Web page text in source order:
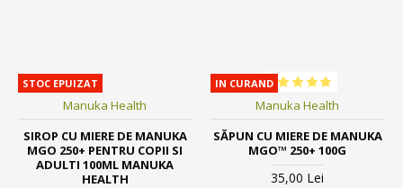
STOC EPUIZAT
Manuka Health
SIROP CU MIERE DE MANUKA
MGO 250+ PENTRU COPII SI
ADULTI 100ML MANUKA
HEALTH
IN CURAND
Manuka Health
SĂPUN CU MIERE DE MANUKA
MGO™ 250+ 100G
35,00 Lei